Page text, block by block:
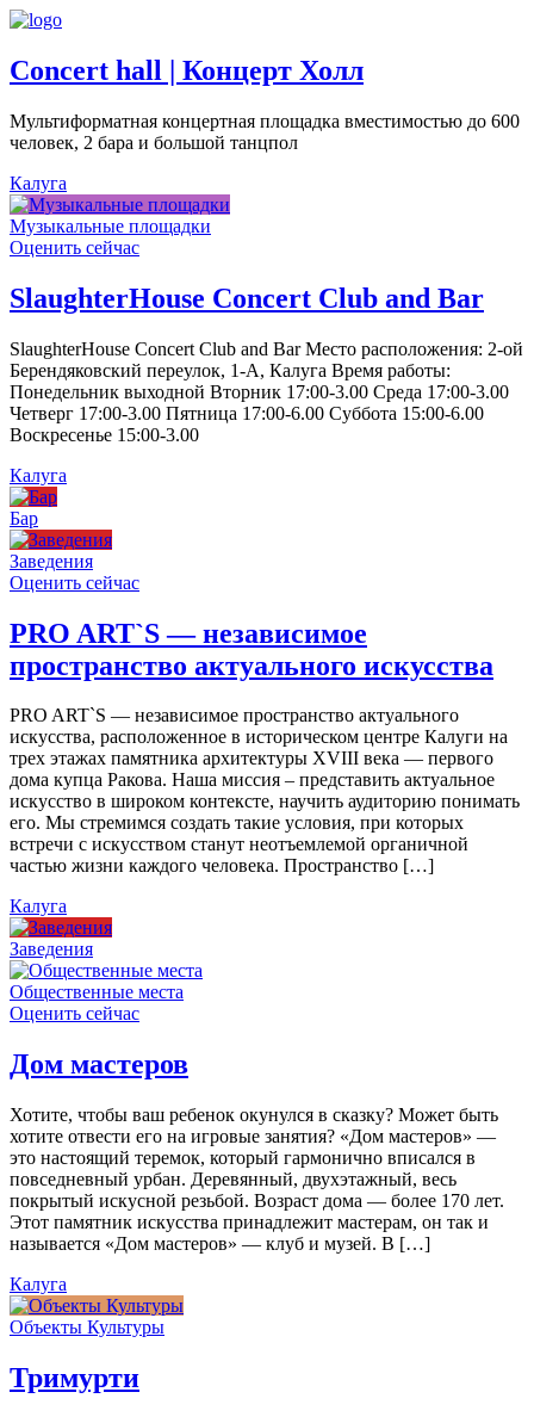
Concert hall | Концерт Холл
Мультиформатная концертная площадка вместимостью до 600
человек, 2 бара и большой танцпол
Калуга
Музыкальные площадки
Оценить сейчас
SlaughterHouse Concert Club and Bar
SlaughterHouse Concert Club and Bar Место расположения: 2-ой
Берендяковский переулок, 1-А, Калуга Время работы:
Понедельник выходной Вторник 17:00-3.00 Среда 17:00-3.00
Четверг 17:00-3.00 Пятница 17:00-6.00 Суббота 15:00-6.00
Воскресенье 15:00-3.00
Калуга
Бар
Заведения
Оценить сейчас
PRO ART`S — независимое
пространство актуального искусства
PRO ART`S — независимое пространство актуального
искусства, расположенное в историческом центре Калуги на
трех этажах памятника архитектуры XVIII века — первого
дома купца Ракова. Наша миссия – представить актуальное
искусство в широком контексте, научить аудиторию понимать
его. Мы стремимся создать такие условия, при которых
встречи с искусством станут неотъемлемой органичной
частью жизни каждого человека. Пространство […]
Калуга
Заведения
Общественные места
Оценить сейчас
Дом мастеров
Хотите, чтобы ваш ребенок окунулся в сказку? Может быть
хотите отвести его на игровые занятия? «Дом мастеров» —
это настоящий теремок, который гармонично вписался в
повседневный урбан. Деревянный, двухэтажный, весь
покрытый искусной резьбой. Возраст дома — более 170 лет.
Этот памятник искусства принадлежит мастерам, он так и
называется «Дом мастеров» — клуб и музей. В […]
Калуга
Объекты Культуры
Тримурти